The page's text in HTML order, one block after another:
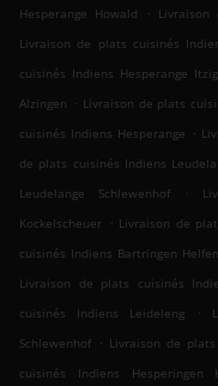
Hesperange Howald
. Livraison
Livraison de plats cuisinés
cuisinés Indiens Hesperange Itzig
Alzingen . Livraison de plats
cuisinés Indiens Hesperange .
de plats cuisinés Indiens
Leudelange Schlewenhof
.
Kockelscheuer . Livraison de
cuisinés Indiens Bartringen
Livraison de plats cuisinés
cuisinés Indiens Leideleng
.
Schlewenhof . Livraison de
cuisinés Indiens Hesperingen